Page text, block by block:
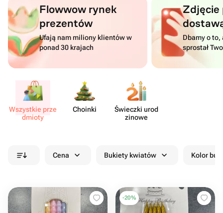
Flowwow rynek
prezentów
Ufają nam miliony klientów w
ponad 30 krajach
Dbamy o to,
sprostał
Wszystkie prze​
dmioty
Choinki
Świeczki urod​
zinowe
Cena Bukiety kwiatów Kolor
-20%